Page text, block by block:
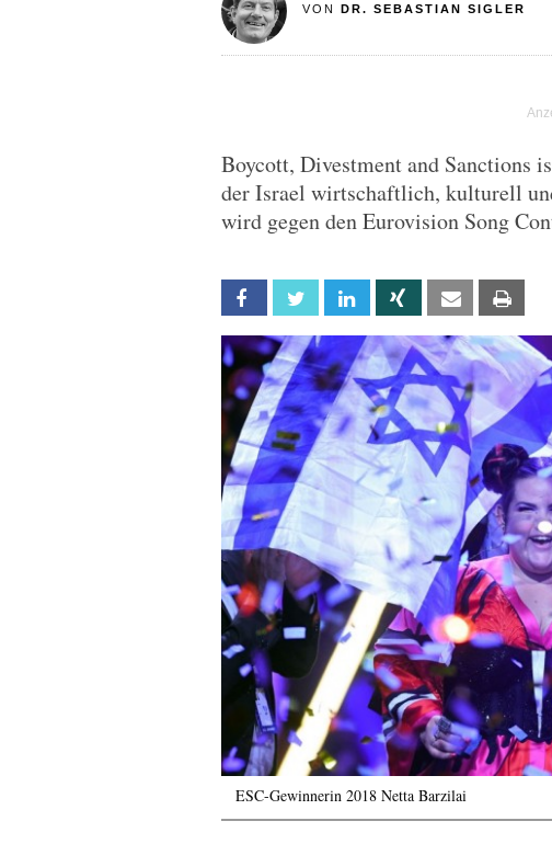
VON DR. SEBASTIAN SIGLER
Boycott, Divestment and Sanctions
der Israel wirtschaftlich, kulturell
wird gegen den Eurovision Song
Facebook Twitter Linkedin Xing Email
ESC-Gewinnerin 2018 Netta Barzilai